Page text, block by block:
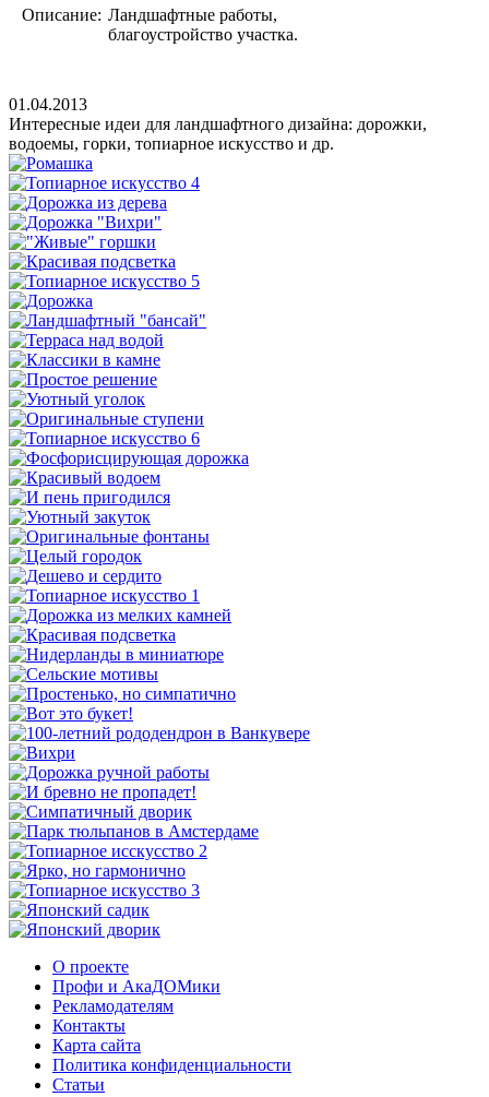
Описание: Ландшафтные работы,
благоустройство участка.
01.04.2013
Интересные идеи для ландшафтного дизайна: дорожки,
водоемы, горки, топиарное искусство и др.
О проекте
Профи и АкаДОМики
Рекламодателям
Контакты
Карта сайта
Политика конфиденциальности
Статьи